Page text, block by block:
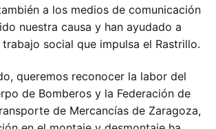
a los medios de comunicación
nuestra causa y han ayudado a
social que impulsa el Rastrillo.
queremos reconocer la labor del
de Bomberos y la Federación de
de Mercancías de Zaragoza,